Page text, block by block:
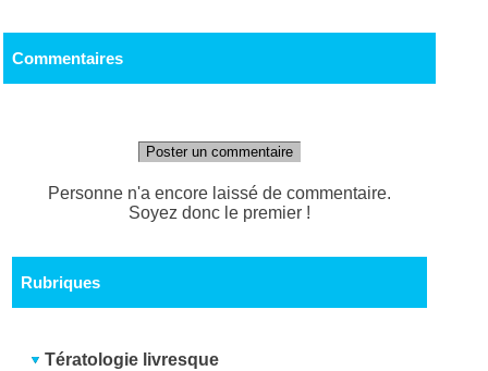
Commentaires
Poster un commentaire
Personne n'a encore laissé de commentaire.
Soyez donc le premier !
Rubriques
Tératologie livresque